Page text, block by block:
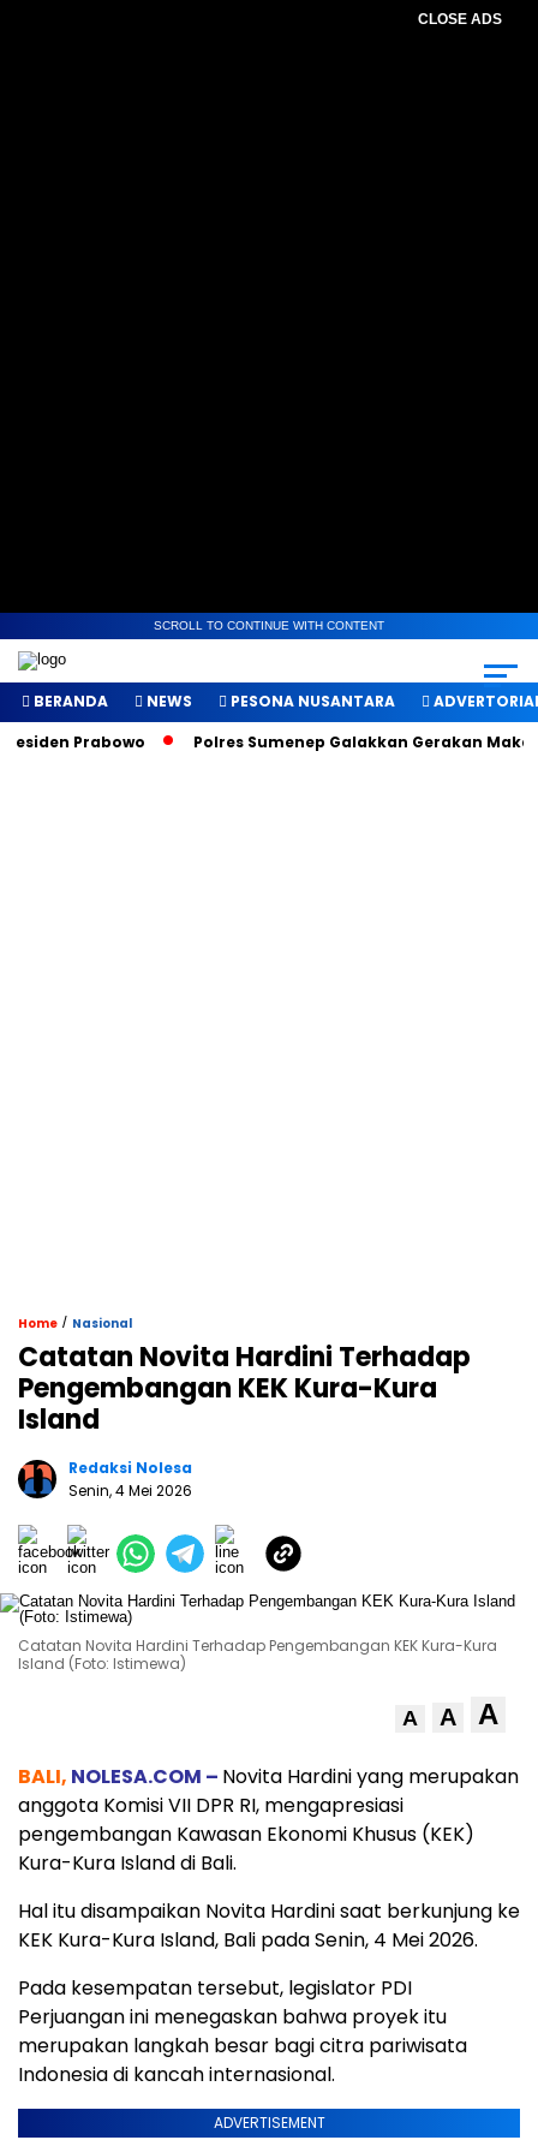
CLOSE ADS
SCROLL TO CONTINUE WITH CONTENT
BERANDA NEWS PESONA NUSANTARA
Prabowo
Polres Sumenep Galakkan Gerakan Makan
Home / Nasional
Catatan Novita Hardini Terhadap
Pengembangan KEK Kura-Kura
Island
Redaksi Nolesa
Senin, 4 Mei 2026
Catatan Novita Hardini Terhadap Pengembangan KEK Kura-Kura
Island (Foto: Istimewa)
A A A
BALI, NOLESA.COM – Novita Hardini yang merupakan
anggota Komisi VII DPR RI, mengapresiasi
pengembangan Kawasan Ekonomi Khusus (KEK)
Kura-Kura Island di Bali.
Hal itu disampaikan Novita Hardini saat berkunjung ke
KEK Kura-Kura Island, Bali pada Senin, 4 Mei 2026.
Pada kesempatan tersebut, legislator PDI
Perjuangan ini menegaskan bahwa proyek itu
merupakan langkah besar bagi citra pariwisata
Indonesia di kancah internasional.
ADVERTISEMENT